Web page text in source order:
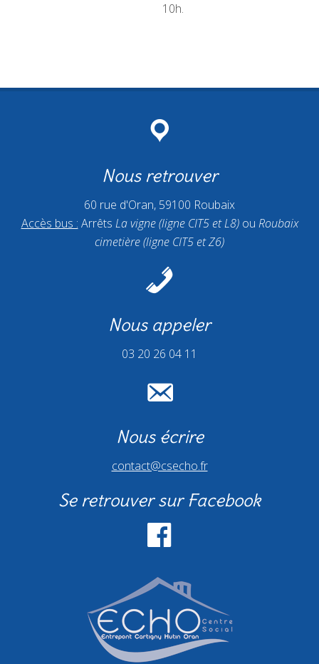
10h.
Nous retrouver
60 rue d'Oran, 59100 Roubaix
Accès bus : Arrêts La vigne (ligne CIT5 et L8)ou Roubaix
cimetière (ligne CIT5 et Z6)
Nous appeler
03 20 26 04 11
Nous écrire
contact@csecho.fr
Se retrouver sur Facebook